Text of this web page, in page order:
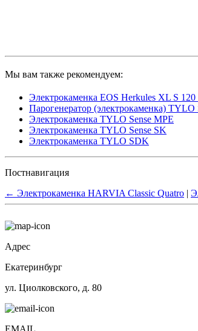
Мы вам также рекомендуем:
Электрокаменка EOS Herkules XL S 120
Парогенератор (электрокаменка) TYLO
Электрокаменка TYLO Sense MPE
Электрокаменка TYLO Sense SK
Электрокаменка TYLO SDK
Постнавигация
← Электрокаменка HARVIA Classic Quatro |
Адрес
Екатеринбург
ул. Циолковского, д. 80
EMAIL